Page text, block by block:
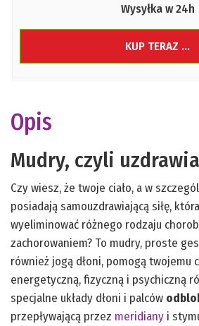
Wysyłka w 24h
KUP TERAZ ...
Opis
Mudry, czyli
Czy wiesz, że twoje ciało, a w
posiadają samouzdrawiającą siłę,
wyeliminować różnego rodzaju
zachorowaniem? To mudry, proste
również jogą dłoni, pomogą twojemu
energetyczną, fizyczną i psychiczną
specjalne układy dłoni i palców
przepływającą przez meridiany i